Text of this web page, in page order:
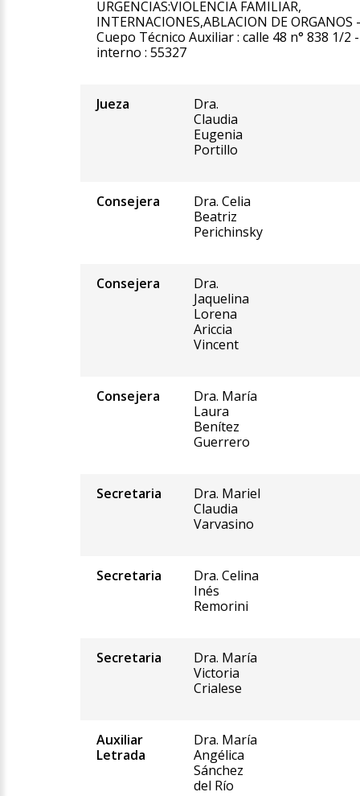
URGENCIAS:VIOLENCIA FAMILIAR,
INTERNACIONES,ABLACION DE ORGANOS -
Cuepo Técnico Auxiliar : calle 48 n° 838 1/2 -
interno : 55327
Jueza
Dra.
Claudia
Eugenia
Portillo
Consejera
Dra. Celia
Beatriz
Perichinsky
Consejera
Dra.
Jaquelina
Lorena
Ariccia
Vincent
Consejera
Dra. María
Laura
Benítez
Guerrero
Secretaria
Dra. Mariel
Claudia
Varvasino
Secretaria
Dra. Celina
Inés
Remorini
Secretaria
Dra. María
Victoria
Crialese
Auxiliar
Letrada
Dra. María
Angélica
Sánchez
del Río